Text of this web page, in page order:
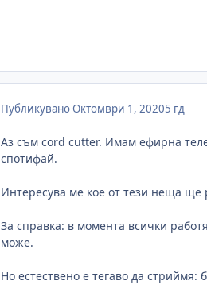
ПубликуваноОктомври 1, 20205 гд
Аз съм cord cutter. Имам ефирна
спотифай.
Интересува ме кое от тези неща ще
За справка: в момента всички
може.
Но естествено е тегаво да